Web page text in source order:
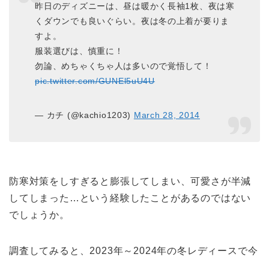
昨日のディズニーは、昼は暖かく長袖1枚、夜は寒
くダウンでも良いぐらい。夜は冬の上着が要りま
すよ。
服装選びは、慎重に！
勿論、めちゃくちゃ人は多いので覚悟して！
pic.twitter.com/GUNEl5uU4U
— カチ (@kachio1203) March 28, 2014
防寒対策をしすぎると膨張してしまい、可愛さが半減
してしまった…という経験したことがあるのではない
でしょうか。
調査してみると、2023年～2024年の冬レディースで今